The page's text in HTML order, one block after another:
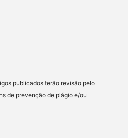
publicados terão revisão pelo
de prevenção de plágio e/ou